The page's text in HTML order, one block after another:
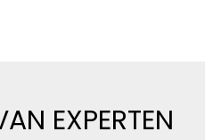
EXPERTEN